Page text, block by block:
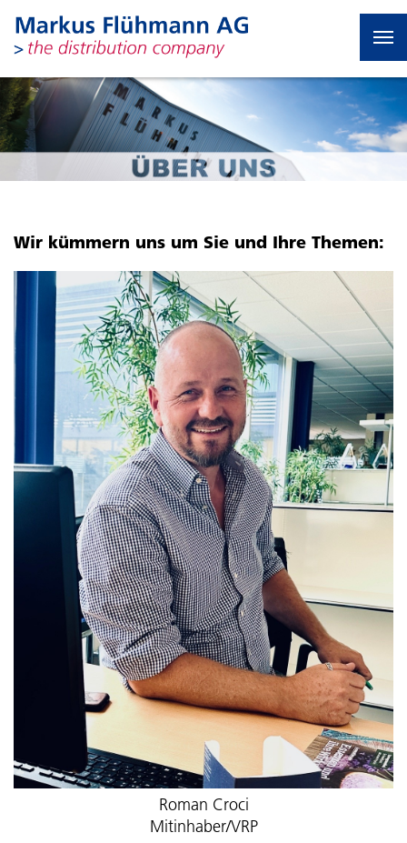
Wir kümmern uns um Sie und Ihre Themen:
Roman Croci
Mitinhaber/VRP